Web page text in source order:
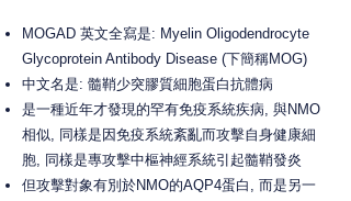
MOGAD 英文全寫是: Myelin Oligodendrocyte
Glycoprotein Antibody Disease (下簡稱MOG)
中文名是: 髓鞘少突膠質細胞蛋白抗體病
是一種近年才發現的罕有免疫系統疾病, 與NMO
相似, 同樣是因免疫系統紊亂而攻擊自身健康細
胞, 同樣是專攻擊中樞神經系統引起髓鞘發炎
但攻擊對象有別於NMO的AQP4蛋白, 而是另一